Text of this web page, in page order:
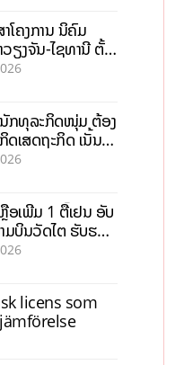
ໂຄງການ ນິຄົມ
ຽງຈັນ-ໄຊທານີ ຕັ້ງ
ລ້ານໂດລາ, ສ້າງ
ກທຸລະກິດໜຸ່ມ ຕ້ອງ
ເສດຖະກິດ ເນັ້ນດຶງ
ນສູ່ດິຈິຕອນ
ອເພີ່ມ 1 ຕື້ເຢນ ອັບ
ມບິນວັດໄຕ ຮັບຮອງ
licens som